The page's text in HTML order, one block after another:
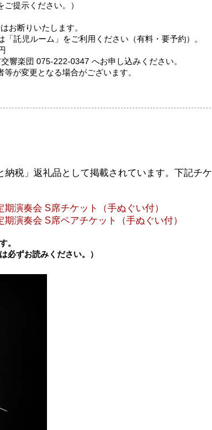
ご提示ください。）
お断りいたします。
「託児ルーム」をご利用ください（有料・要予約）。
響楽団 075-222-0347 へお申し込みください。
が変更となる場合がございます。
税」返礼品として掲載されています。下記チ
演奏会 S席チケット（手ぬぐい付）
期演奏会 S席ペアチケット（手ぬぐい付）
。
必ずお読みください。）